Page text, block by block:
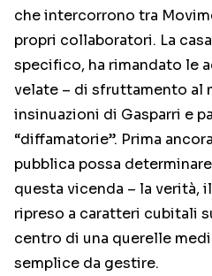
che intercorrono tra
propri collaboratori. La
specifico, ha rimandato le
velate – di sfruttamento al
insinuazioni di Gasparri e
“diffamatorie”. Prima
pubblica possa
questa vicenda – la verità,
ripreso a caratteri cubitali
centro di una querelle
semplice da gestire.